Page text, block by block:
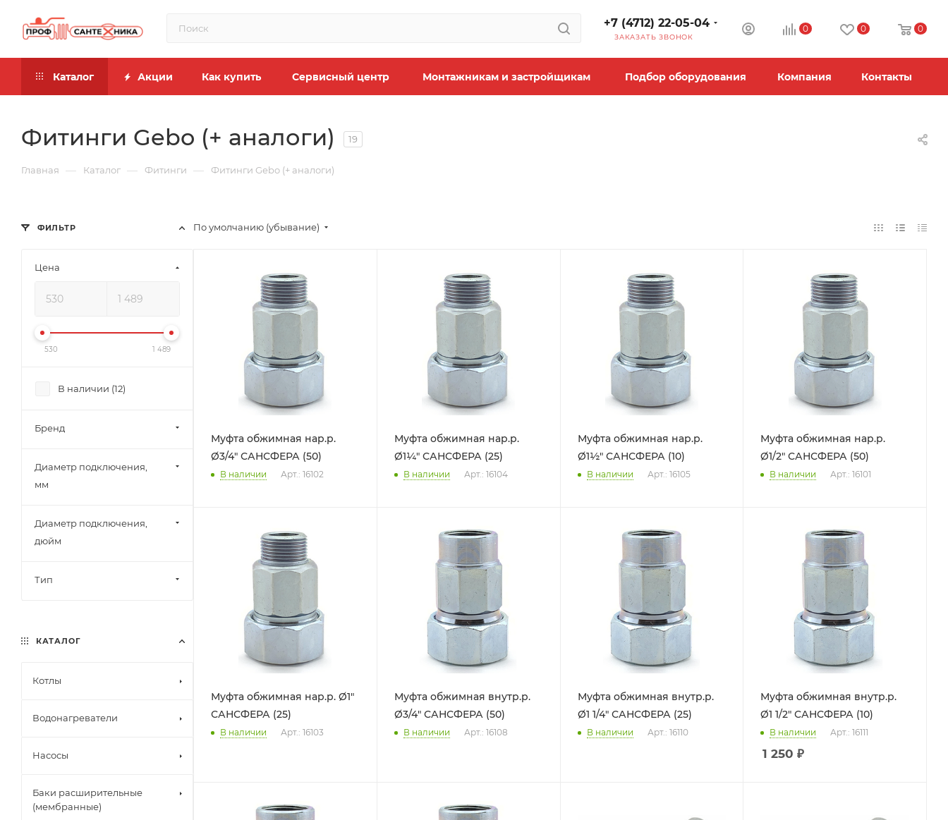
+7 (4712) 22-05-04
ЗАКАЗАТЬ ЗВОНОК
0 0 0
Каталог Акции Как купить Сервисный центр Монтажникам и застройщикам Подбор оборудования Компания Контакты
Фитинги Gebo (+ аналоги) 19
Главная — Каталог — Фитинги — Фитинги Gebo (+ аналоги)
По умолчанию (убывание)
Муфта обжимная нар.р.
Ø3/4" САНСФЕРА (50)
В наличии Арт.: 16102
Муфта обжимная нар.р.
Ø1¼" САНСФЕРА (25)
В наличии Арт.: 16104
Муфта обжимная нар.р.
Ø1½" САНСФЕРА (10)
В наличии Арт.: 16105
Муфта обжимная нар.р.
Ø1/2" САНСФЕРА (50)
В наличии Арт.: 16101
Муфта обжимная нар.р. Ø1"
САНСФЕРА (25)
В наличии Арт.: 16103
Муфта обжимная внутр.р.
Ø3/4" САНСФЕРА (50)
В наличии Арт.: 16108
Муфта обжимная внутр.р.
Ø1 1/4" САНСФЕРА (25)
В наличии Арт.: 16110
Муфта обжимная внутр.р.
Ø1 1/2" САНСФЕРА (10)
В наличии Арт.: 16111
1 250 ₽
ФИЛЬТР
Цена
530 1 489
В наличии (12)
Бренд
Диаметр подключения,
мм
Диаметр подключения,
дюйм
Тип
КАТАЛОГ
Котлы
Водонагреватели
Насосы
Баки расширительные
(мембранные)